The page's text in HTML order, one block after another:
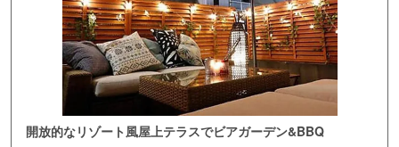
開放的なリゾート風屋上テラスでビアガーデン&BBQ